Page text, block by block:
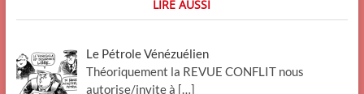
LIRE AUSSI
Le Pétrole Vénézuélien
Théoriquement la REVUE CONFLIT nous
autorise/invite à […]